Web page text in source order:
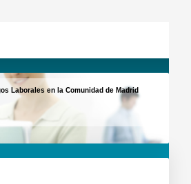
Laborales en la Comunidad de Madrid